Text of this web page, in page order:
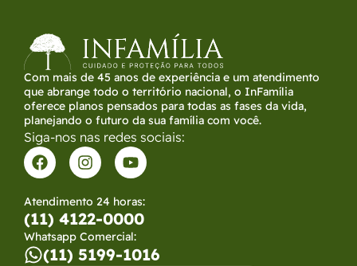
Com mais de 45 anos de experiência e um atendimento
que abrange todo o território nacional, o InFamília
oferece planos pensados para todas as fases da vida,
planejando o futuro da sua família com você.
Siga-nos nas redes sociais:
Atendimento 24 horas:
(11) 4122-0000
Whatsapp Comercial:
(11) 5199-1016